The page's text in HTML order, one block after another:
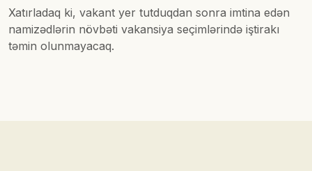
Xatırladaq ki, vakant yer tutduqdan sonra imtina edən
namizədlərin növbəti vakansiya seçimlərində iştirakı
təmin olunmayacaq.